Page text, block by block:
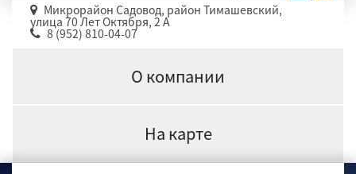
Микрорайон Садовод, район Тимашевский,
улица 70 Лет Октября, 2 А
8 (952) 810-04-07
О компании
На карте